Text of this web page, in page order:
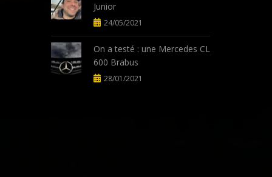
Junior
24/05/2021
On a testé : une Mercedes CL
600 Brabus
28/01/2021